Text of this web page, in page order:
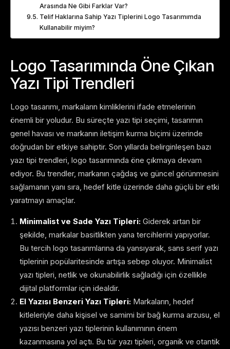
Arasında Ne Gibi Farklar Var?
Telif Haklarına Sahip Yazı Tiplerini Logo Tasarımımda
Kullanabilir miyim?
Logo Tasarımında Öne Çıkan
Yazı Tipi Trendleri
Logo tasarımı, markaların kimliklerini ifade etmelerinin
önemli bir yoludur. Bu süreçte yazı tipi seçimi, tasarımın
genel havası ve markanın iletişim kurma biçimi üzerinde
doğrudan bir etkiye sahiptir. Son yıllarda belirginleşen bazı
yazı tipi trendleri, logo tasarımında öne çıkmaya devam
ediyor. Bu trendler, markanın çağdaş ve güncel görünmesini
sağlamanın yanı sıra, hedef kitle üzerinde daha güçlü bir etki
yaratmayı amaçlar.
Minimalist ve Sade Yazı Tipleri: Giderek artan bir
şekilde, markalar basitlikten yana tercihlerini yapıyorlar.
Bu tercih logo tasarımlarına da yansıyarak, sans serif yazı
tiplerinin popülaritesinde artışa sebep oluyor. Minimalist
yazı tipleri, netlik ve okunabilirlik sağladığı için özellikle
dijital platformlar için idealdir.
El Yazısı Benzeri Yazı Tipleri: Markaların, hedef
kitleleriyle daha kişisel ve samimi bir bağ kurma arzusu, el
yazısı benzeri yazı tiplerinin kullanımının önem
kazanmasına yol açtı. Bu tür yazı tipleri, organik ve otantik